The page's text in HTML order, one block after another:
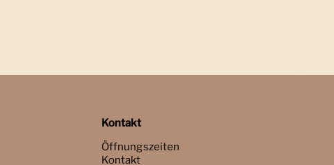
Kontakt
Öffnungszeiten
Kontakt